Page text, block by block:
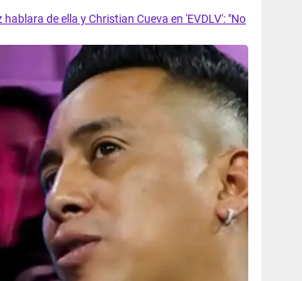
de ella y Christian Cueva en 'EVDLV': "No